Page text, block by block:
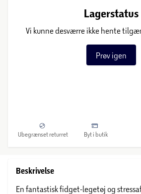
Lagerstatus
Vi kunne desværre ikke hente
Prøv igen
Ubegrænset returret Byt i butik
Beskrivelse
En fantastisk fidget-legetøj og